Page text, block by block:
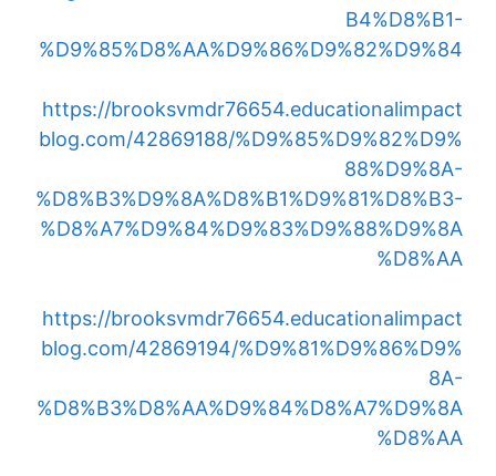
B4%D8%B1-
%D9%85%D8%AA%D9%86%D9%82%D9%84
https://brooksvmdr76654.educationalimpact
blog.com/42869188/%D9%85%D9%82%D9%
88%D9%8A-
%D8%B3%D9%8A%D8%B1%D9%81%D8%B3-
%D8%A7%D9%84%D9%83%D9%88%D9%8A
%D8%AA
https://brooksvmdr76654.educationalimpact
blog.com/42869194/%D9%81%D9%86%D9%
8A-
%D8%B3%D8%AA%D9%84%D8%A7%D9%8A
%D8%AA